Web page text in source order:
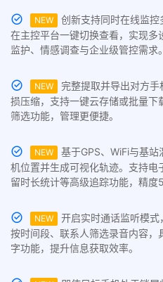
NEW
创新支持同时在线监
在主控平台一键切换查看，实现
监护、情感调查与企业级管控需求。
NEW
完整提取并导出对方
损压缩，支持一键云存储或批量
筛选功能，管理更便捷。
NEW
基于GPS、WiFi与基
机位置并生成可视化轨迹。支持
留时长统计等高级追踪功能，精度5
NEW
开启实时通话监听模
按时间段、联系人筛选录音内容
字功能，提升信息获取效率。